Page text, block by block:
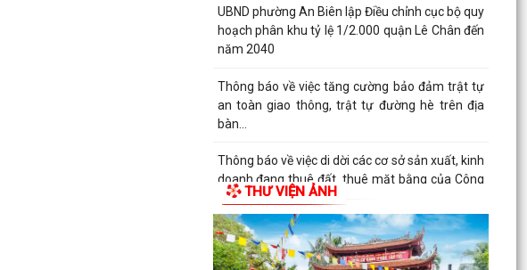
UBND phường An Biên lập Điều chỉnh cục bộ quy
hoạch phân khu tỷ lệ 1/2.000 quận Lê Chân đến
năm 2040
Thông báo về việc tăng cường bảo đảm trật tự
an toàn giao thông, trật tự đường hè trên địa
bàn...
Thông báo về việc di dời các cơ sở sản xuất, kinh
doanh đang thuê đất, thuê mặt bằng của Công
ty Cổ...
THÔNG BÁO TƯ VẤN PHÁP LUẬT MIỄN PHÍ CHO
NHÂN DÂN
THƯ VIỆN ẢNH